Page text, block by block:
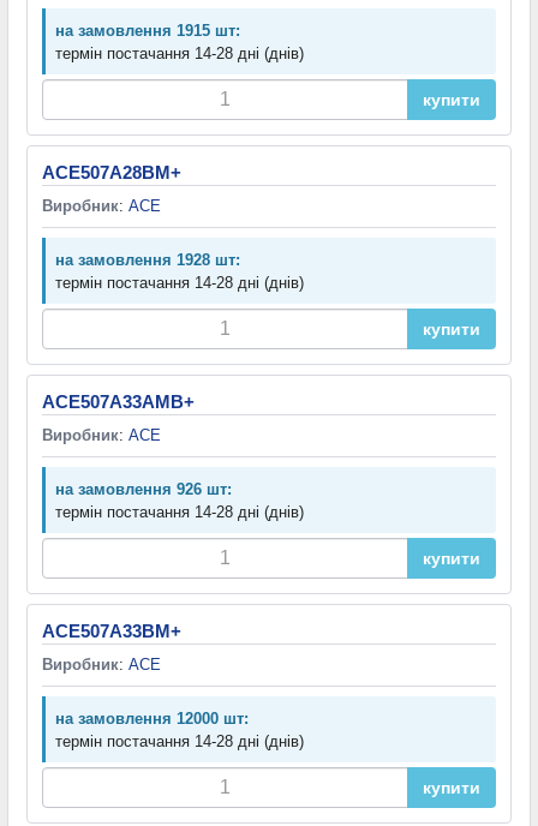
на замовлення 1915 шт:
термін постачання 14-28 дні (днів)
купити
ACE507A28BM+
Виробник: ACE
на замовлення 1928 шт:
термін постачання 14-28 дні (днів)
купити
ACE507A33AMB+
Виробник: ACE
на замовлення 926 шт:
термін постачання 14-28 дні (днів)
купити
ACE507A33BM+
Виробник: ACE
на замовлення 12000 шт:
термін постачання 14-28 дні (днів)
купити